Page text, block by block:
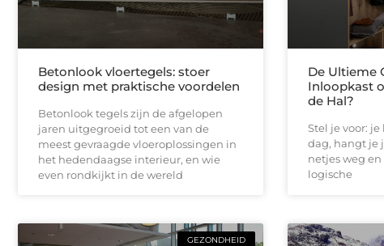
Betonlook vloertegels: stoer
design met praktische voordelen
Betonlook tegels zijn de afgelopen
jaren uitgegroeid tot een van de
meest gevraagde vloeroplossingen in
het hedendaagse interieur, en wie
even rondkijkt in de wereld
De Ultieme
Inloopkast
de Hal?
Stel je voor:
dag, hangt je
netjes weg
logische
GEZONDHEID